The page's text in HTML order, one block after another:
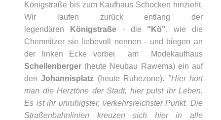
Königstraße bis zum Kaufhaus Schocken hinzieht.
Wir laufen zurück entlang der
legendären
Königstraße- die "Kö", wie die
Chemnitzer sie liebevoll nennen - und biegen an
der linken Ecke vorbei am Modekaufhaus
Schellenberger (heute Neubau Rawema) ein auf
denJohannisplatz (heute Ruhezone). "Hier hört
man die Herztöne der Stadt, hier pulst ihr Leben.
Es ist ihr unruhigster, verkehrsreichster Punkt. Die
Straßenbahnlinien kreuzen sich hier in alle